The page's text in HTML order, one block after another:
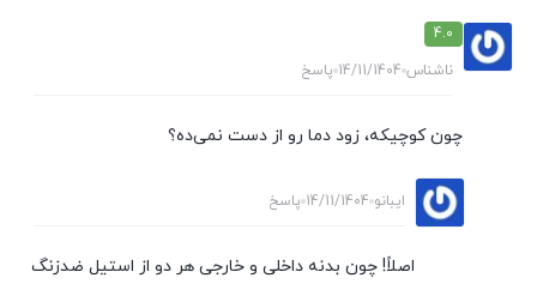
4.0
ناشناس 14/11/1404 پاسخ
چون کوچیکه، زود دما رو از دست نمی‌ده؟
ایبانو 14/11/1404 پاسخ
اصلاً! چون بدنه داخلی و خارجی هر دو از استیل ضدزنگ